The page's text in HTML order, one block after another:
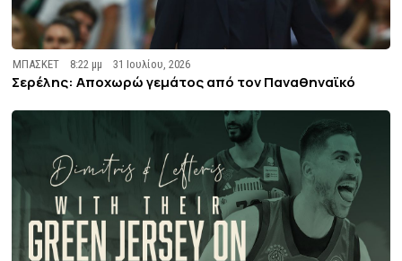
ΜΠΑΣΚΕΤ 8:22 μμ 31 Ιουλίου, 2026
Σερέλης: Αποχωρώ γεμάτος από τον Παναθηναϊκό